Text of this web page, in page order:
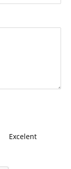
Excelent